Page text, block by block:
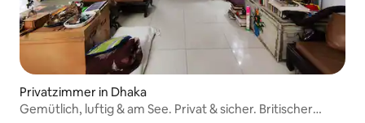
Privatzimmer in Dhaka
Gemütlich, luftig & am See. Privat & sicher. Britischer